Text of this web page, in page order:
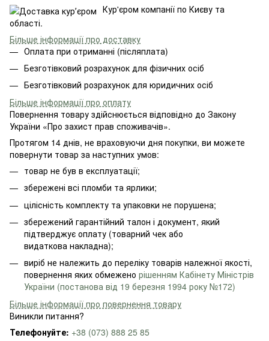
Кур'єром компанії по Києву та
області.
Більше інформації про доставку
Оплата при отриманні (післяплата)
Безготівковий розрахунок для фізичних осіб
Безготівковий розрахунок для юридичних осіб
Більше інформації про оплату
Повернення товару здійснюється відповідно до Закону
України «Про захист прав споживачів».
Протягом 14 днів, не враховуючи дня покупки, ви можете
повернути товар за наступних умов:
товар не був в експлуатації;
збережені всі пломби та ярлики;
цілісність комплекту та упаковки не порушена;
збережений гарантійний талон і документ, який
підтверджує оплату (товарний чек або
видаткова накладна);
виріб не належить до переліку товарів належної якості,
повернення яких обмежено рішенням Кабінету Міністрів
України (постанова від 19 березня 1994 року №172)
Більше інформації про повернення товару
Виникли питання?
Телефонуйте: +38 (073) 888 25 85